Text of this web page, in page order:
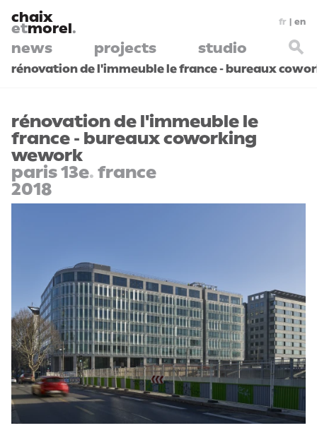
chaix
etmorel.
news
projects studio
fr en
rénovation de l'immeuble le france - bureaux
rénovation de l'immeuble le
france - bureaux coworking
wework
paris 13e. france
2018